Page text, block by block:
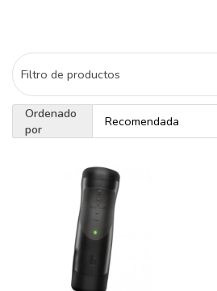
Filtro de productos
Ordenado
por